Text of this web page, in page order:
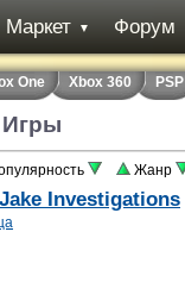
Маркет ▼ Форум
One Xbox 360 PSP
Игры
Жанр
Investigations